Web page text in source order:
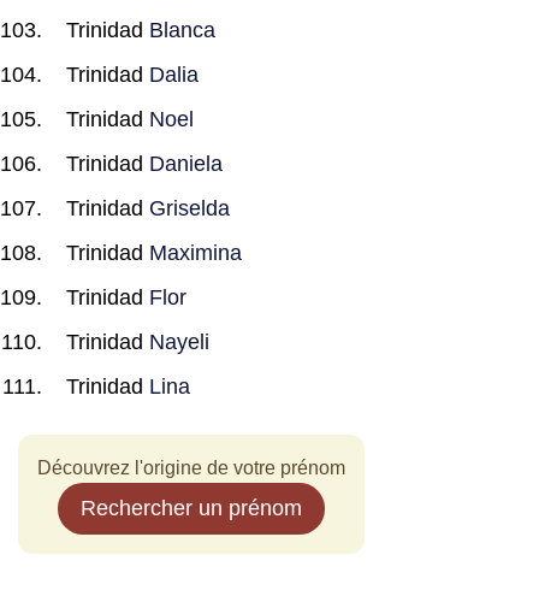
Trinidad Blanca
Trinidad Dalia
Trinidad Noel
Trinidad Daniela
Trinidad Griselda
Trinidad Maximina
Trinidad Flor
Trinidad Nayeli
Trinidad Lina
Découvrez l'origine de votre prénom
Rechercher un prénom